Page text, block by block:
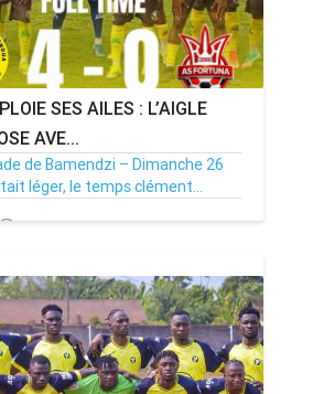
SES AILES : L’AIGLE
AVE...
de Bamendzi – Dimanche 26
léger, le temps clément...
Par MenouActu 0